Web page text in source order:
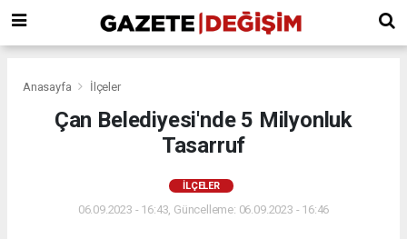
Anasayfa İlçeler
Çan Belediyesi'nde 5 Milyonluk
Tasarruf
İLÇELER
06.09.2023 - 16:43, Güncelleme: 06.09.2023 - 16:46